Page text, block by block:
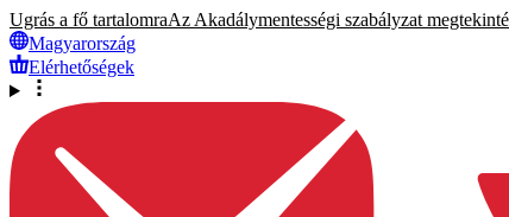
Ugrás a fő tartalomraAz Akadálymentességi szabályzat
Magyarország
Elérhetőségek